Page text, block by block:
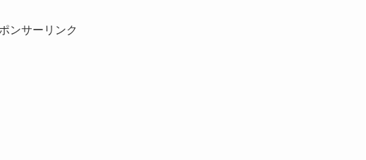
ンサーリンク